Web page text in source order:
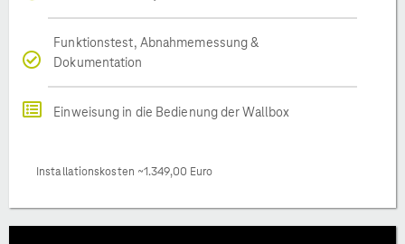
Funktionstest, Abnahmemessung &
Dokumentation
Einweisung in die Bedienung der Wallbox
Installationskosten ~1.349,00 Euro